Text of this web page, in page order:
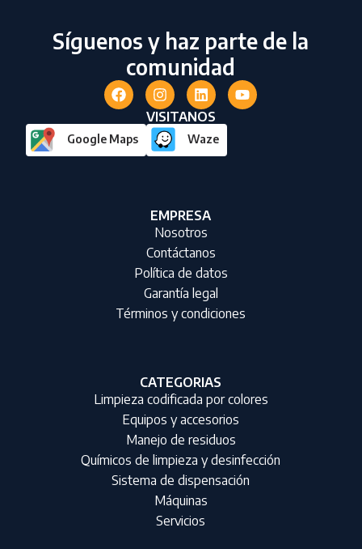
Síguenos y haz parte de la
comunidad
VISITANOS
Google Maps Waze
EMPRESA
Nosotros
Contáctanos
Política de datos
Garantía legal
Términos y condiciones
CATEGORIAS
Limpieza codificada por colores
Equipos y accesorios
Manejo de residuos
Químicos de limpieza y desinfección
Sistema de dispensación
Máquinas
Servicios